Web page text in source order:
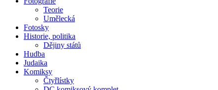
Teorie
Umělecká
Fotosky
Historie, politika
Dějiny států
Hudba
Judaika
Komiksy
Čtyřlístky